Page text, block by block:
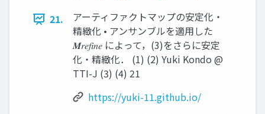
21.
アーティファクトマップの安定化・
精緻化 • アンサンブルを適用した
𝑴𝑟𝑒𝑓𝑖𝑛𝑒 によって，(3)をさらに安定
化・精緻化． (1) (2) Yuki Kondo @
TTI-J (3) (4) 21
https://yuki-11.github.io/